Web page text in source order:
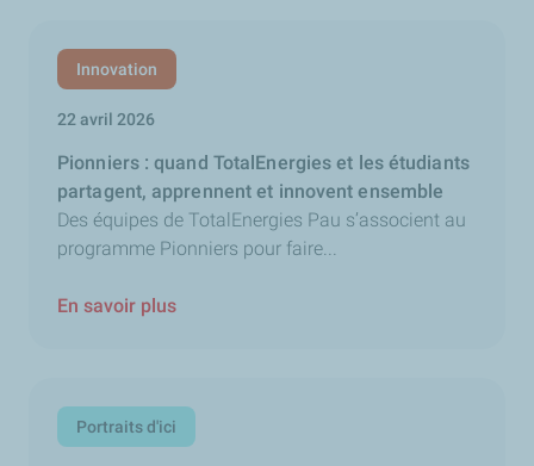
Innovation
22 avril 2026
Pionniers : quand TotalEnergies et les étudiants
partagent, apprennent et innovent ensemble
Des équipes de TotalEnergies Pau s’associent au
programme Pionniers pour faire...
En savoir plus
Portraits d'ici